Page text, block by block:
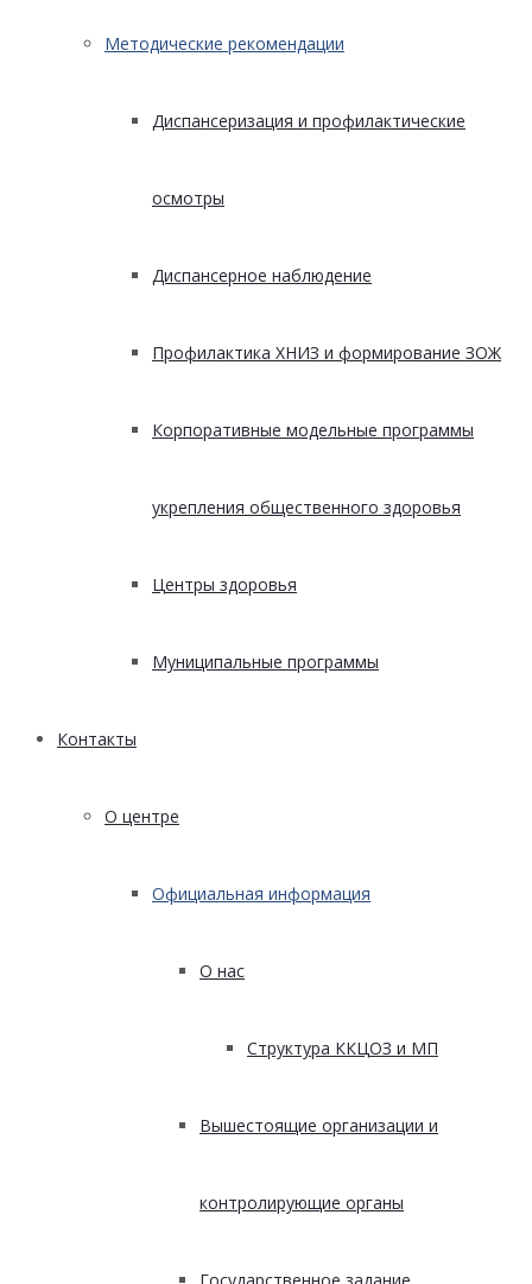
Методические рекомендации
Диспансеризация и профилактические
осмотры
Диспансерное наблюдение
Профилактика ХНИЗ и формирование ЗОЖ
Корпоративные модельные программы
укрепления общественного здоровья
Центры здоровья
Муниципальные программы
Контакты
О центре
Официальная информация
О нас
Структура ККЦОЗ и МП
Вышестоящие организации и
контролирующие органы